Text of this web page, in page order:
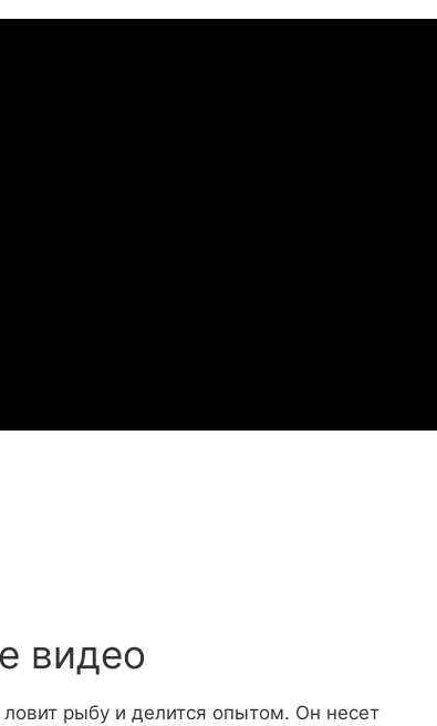
видео
рыбу и делится опытом. Он несет